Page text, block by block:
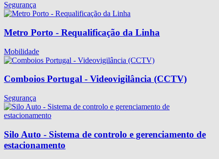
Segurança
Metro Porto - Requalificação da Linha
Mobilidade
Comboios Portugal - Videovigilância (CCTV)
Segurança
Silo Auto - Sistema de controlo e gerenciamento de
estacionamento